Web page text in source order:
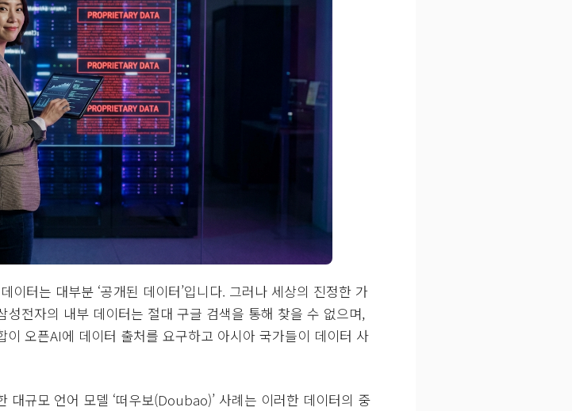
이터는 대부분 ‘공개된 데이터’입니다. 그러나 세상의 진정한 가
성전자의 내부 데이터는 절대 구글 검색을 통해 찾을 수 없으며,
오픈AI에 데이터 출처를 요구하고 아시아 국가들이 데이터 사
규모 언어 모델 ‘떠우보(Doubao)’ 사례는 이러한 데이터의 중